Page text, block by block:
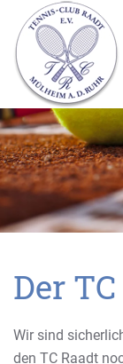
Der
Wir sind
den TC Raadt